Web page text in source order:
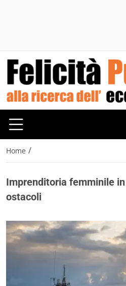
Home /
Imprenditoria femminile
ostacoli